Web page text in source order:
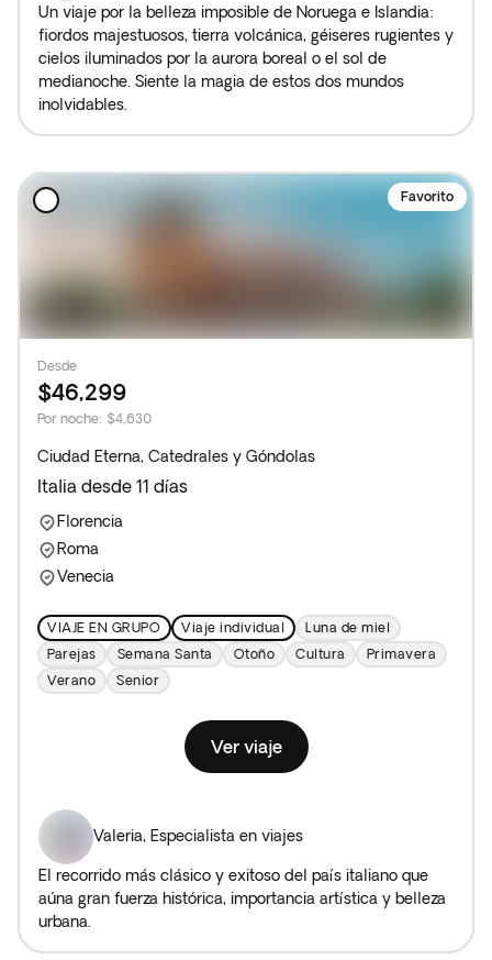
Un viaje por la belleza imposible de Noruega e Islandia:
fiordos majestuosos, tierra volcánica, géiseres rugientes y
cielos iluminados por la aurora boreal o el sol de
medianoche. Siente la magia de estos dos mundos
inolvidables.
Favorito
Desde
$46,299
Por noche: $4,630
Ciudad Eterna, Catedrales y Góndolas
Italia desde 11 días
Florencia
Roma
Venecia
VIAJE EN GRUPO Viaje individual
Luna de miel
Parejas
Semana Santa Otoño Cultura
Primavera
Verano
Senior
Ver viaje
Valeria, Especialista en viajes
El recorrido más clásico y exitoso del país italiano que
aúna gran fuerza histórica, importancia artística y belleza
urbana.